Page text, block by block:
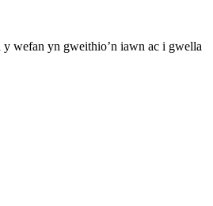
wefan yn gweithio’n iawn ac i gwella